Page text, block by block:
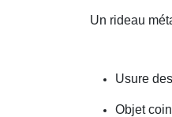
Un rideau
Usure
Objet